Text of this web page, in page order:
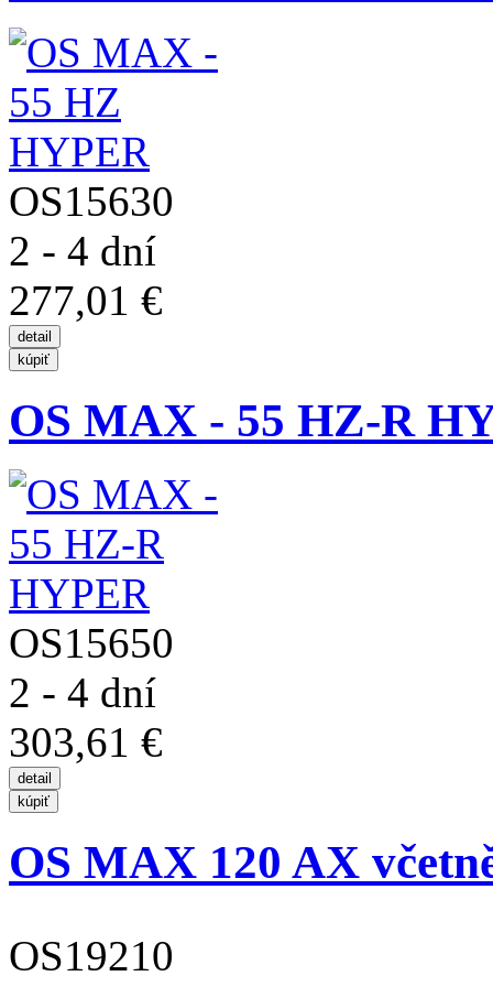
OS15630
2 - 4 dní
277,01 €
OS MAX - 55 HZ-R
OS15650
2 - 4 dní
303,61 €
OS MAX 120 AX
OS19210